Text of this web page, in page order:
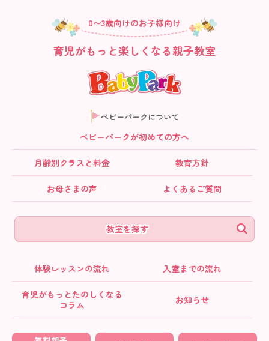
0〜3歳向けのお子様向け
育児がもっと楽しくなる親子教室
ベビーパークについて
ベビーパークが初めての方へ
月齢別クラス と料金 教育方針
お母さまの声 よくあるご質問
教室を探す
体験レッスンの流れ 入室までの流れ
育児がもっとたのしくなる
コラム
お知らせ